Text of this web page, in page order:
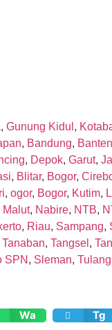
, Gunung Kidul ,
, Bandung, Banten
, Depok, Garut,
, Blitar, Bogor,
, ogor, Bogor, Kutim,
Malut, Nabire, NTB,
, Riau, Sampang,
Tanaban, Tangsel ,
SPN , Sleman,
Wa Tg